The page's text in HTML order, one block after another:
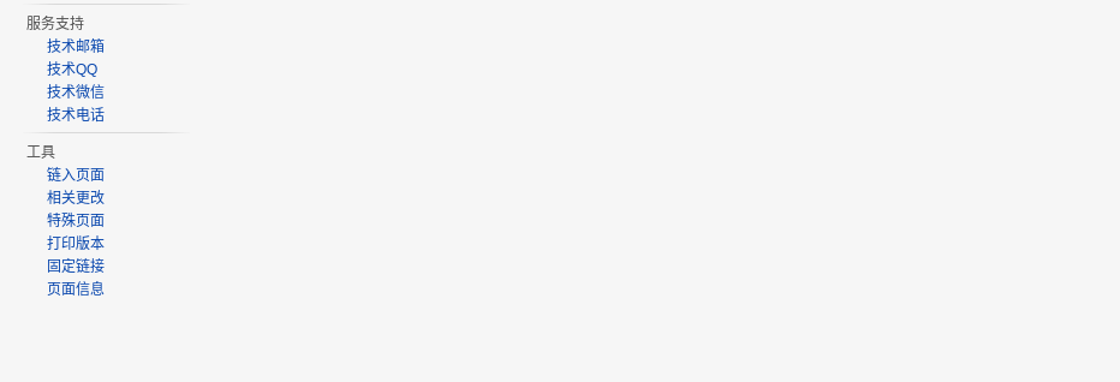
服务支持
技术邮箱
技术QQ
技术微信
技术电话
工具
链入页面
相关更改
特殊页面
打印版本
固定链接
页面信息